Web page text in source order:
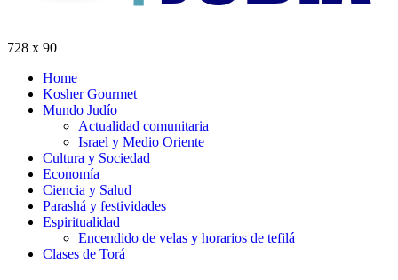
728 x 90
Home
Kosher Gourmet
Mundo Judío
Actualidad comunitaria
Israel y Medio Oriente
Cultura y Sociedad
Economía
Ciencia y Salud
Parashá y festividades
Espiritualidad
Encendido de velas y horarios de tefilá
Clases de Torá